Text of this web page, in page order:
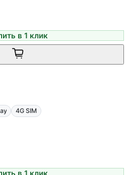
в 1 клик
4G SIM